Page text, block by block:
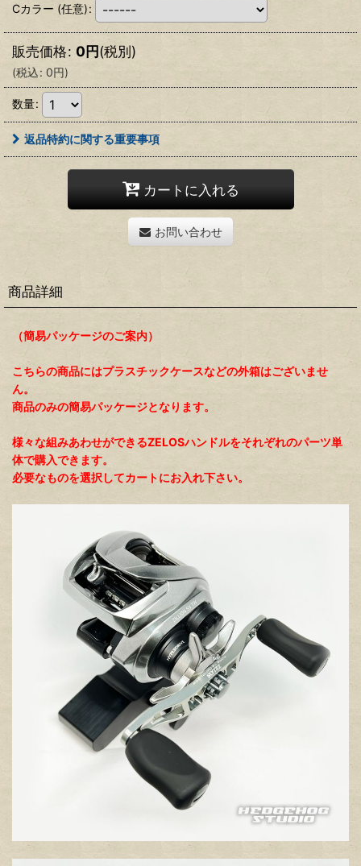
Cカラー (任意):
販売価格: 0円(税別)
(税込: 0円)
数量:
返品特約に関する重要事項
カートに入れる
お問い合わせ
商品詳細
（簡易パッケージのご案内）
こちらの商品にはプラスチックケースなどの外箱はございませ
ん。
商品のみの簡易パッケージとなります。
様々な組みあわせができるZELOSハンドルをそれぞれのパーツ単
体で購入できます。
必要なものを選択してカートにお入れ下さい。